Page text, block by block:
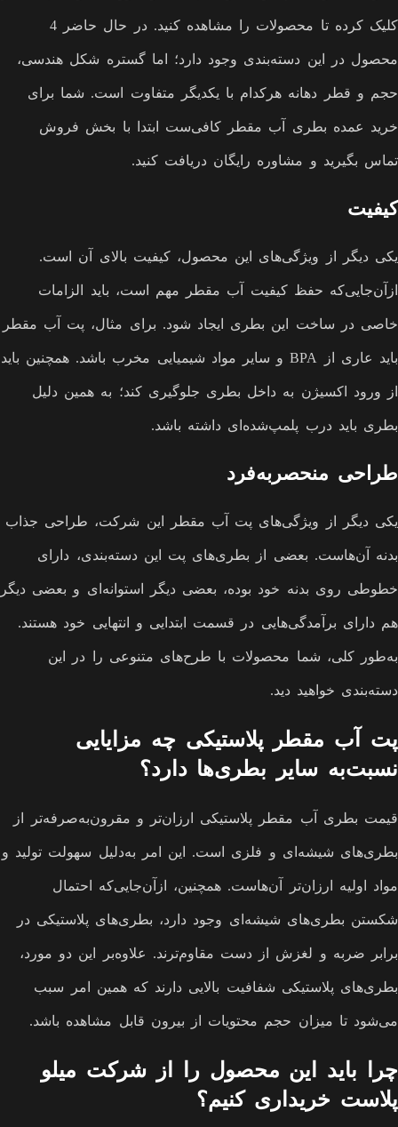
کلیک کرده تا محصولات را مشاهده کنید. در حال حاضر 4
محصول در این دسته‌بندی وجود دارد؛ اما گستره شکل هندسی،
حجم و قطر دهانه هرکدام با یکدیگر متفاوت است. شما برای
خرید عمده بطری آب مقطر کافی‌ست ابتدا با بخش فروش
تماس بگیرید و مشاوره رایگان دریافت کنید.
کیفیت
یکی دیگر از ویژگی‌های این محصول، کیفیت بالای آن است.
ازآن‌جایی‌که حفظ کیفیت آب مقطر مهم است، باید الزامات
خاصی در ساخت این بطری ایجاد شود. برای مثال، پت آب مقطر
باید عاری از BPA و سایر مواد شیمیایی مخرب باشد. همچنین باید
از ورود اکسیژن به داخل بطری جلوگیری کند؛ به همین دلیل
بطری باید درب پلمپ‌شده‌ای داشته باشد.
طراحی منحصربه‌فرد
یکی دیگر از ویژگی‌های پت آب مقطر این شرکت، طراحی جذاب
بدنه آن‌هاست. بعضی از بطری‌های پت این دسته‌بندی، دارای
خطوطی روی بدنه خود بوده، بعضی دیگر استوانه‌ای و بعضی دیگر
هم دارای برآمدگی‌هایی در قسمت ابتدایی و انتهایی خود هستند.
به‌طور کلی، شما محصولات با طرح‌های متنوعی را در این
دسته‌بندی خواهید دید.
پت آب مقطر پلاستیکی چه مزایایی
نسبت‌به سایر بطری‌ها دارد؟
قیمت بطری آب مقطر پلاستیکی ارزان‌تر و مقرون‌به‌صرفه‌تر از
بطری‌های شیشه‌ای و فلزی است. این امر به‌دلیل سهولت تولید و
مواد اولیه ارزان‌تر آن‌هاست. همچنین، ازآن‌جایی‌که احتمال
شکستن بطری‌های شیشه‌ای وجود دارد، بطری‌های پلاستیکی در
برابر ضربه و لغزش از دست مقاوم‌ترند. علاوه‌بر این دو مورد،
بطری‌های پلاستیکی شفافیت بالایی دارند که همین امر سبب
می‌شود تا میزان حجم محتویات از بیرون قابل مشاهده باشد.
چرا باید این محصول را از شرکت میلو
پلاست خریداری کنیم؟